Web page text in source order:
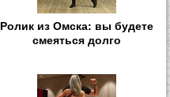
Ролик из Омска: вы будете
смеяться долго